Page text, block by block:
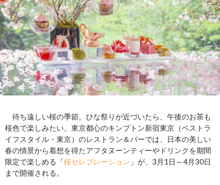
待ち遠しい桜の季節。ひな祭りが近づいたら、午後のお茶も
桜色で楽しみたい。東京都心のキンプトン新宿東京（ベストラ
イフスタイル・東京）のレストラン＆バーでは、日本の美しい
春の情景から着想を得たアフタヌーンティーやドリンクを期間
限定で楽しめる「桜セレブレーション 」が、3月1日～4月30日
まで開催される。